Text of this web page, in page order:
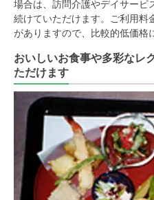
場合は、訪問介護やデイサービ
続けていただけます。ご利用料
がありますので、比較的低価格
おいしいお食事や多彩なレ
ただけます